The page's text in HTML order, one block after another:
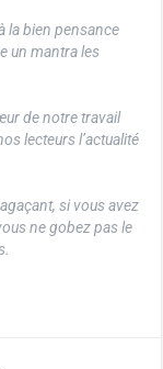
la bien pensance
un mantra les
de notre travail
lecteurs l’actualité
si vous avez
ne gobez pas le